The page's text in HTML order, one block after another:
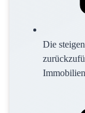
Die